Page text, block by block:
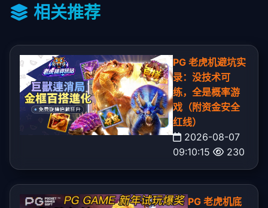
相关推荐
PG 老虎机避坑实
录：没技术可
练，全是概率游
戏（附资金安全
红线）
2026-08-07
09:10:15
230
PG 老虎机底